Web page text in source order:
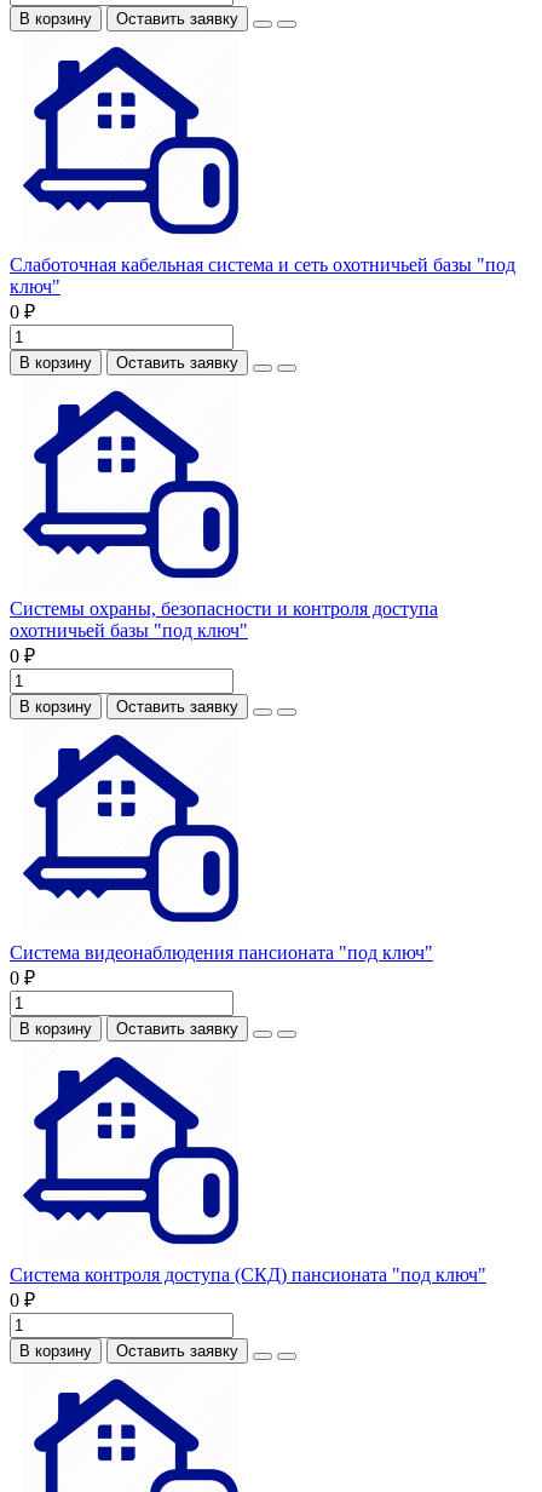
В корзину Оставить заявку
Слаботочная кабельная система и сеть охотничьей базы "под
ключ"
0 ₽
В корзину Оставить заявку
Системы охраны, безопасности и контроля доступа
охотничьей базы "под ключ"
0 ₽
В корзину Оставить заявку
Система видеонаблюдения пансионата "под ключ"
0 ₽
В корзину Оставить заявку
Система контроля доступа (СКД) пансионата "под ключ"
0 ₽
В корзину Оставить заявку